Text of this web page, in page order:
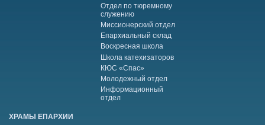
Отдел по тюремному
служению
Миссионерский отдел
Епархиальный склад
Воскресная школа
Школа катехизаторов
КЮС «Спас»
Молодежный отдел
Информационный
отдел
ХРАМЫ ЕПАРХИИ